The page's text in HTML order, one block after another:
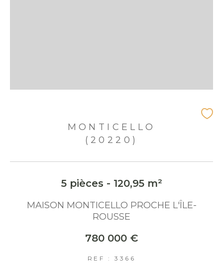
MONTICELLO
(20220)
5 pièces - 120,95 m²
MAISON MONTICELLO PROCHE L'ÎLE-
ROUSSE
780 000 €
REF : 3366